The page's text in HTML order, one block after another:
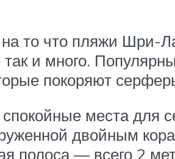
то что пляжи Шри-
и много.
покоряют
места для
двойным
полоса — всего 2